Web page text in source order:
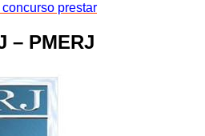
prestar
– PMERJ